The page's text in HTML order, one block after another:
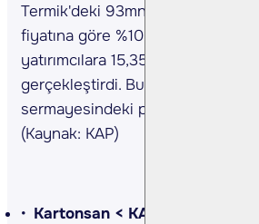
Termik'deki 93mn adet payı 20
fiyatına göre %10 iskontolu
yatırımcılara 15,35 TL fiyattan
gerçekleştirdi. Bu işlemle birlikte
sermayesindeki pay oranı
(Kaynak: KAP)
Kartonsan < KARTN TI>